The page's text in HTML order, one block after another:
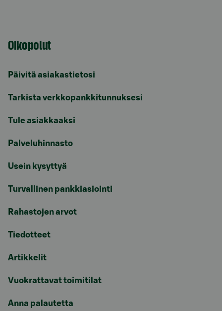
Oikopolut
Päivitä asiakastietosi
Tarkista verkkopankkitunnuksesi
Tule asiakkaaksi
Palveluhinnasto
Usein kysyttyä
Turvallinen pankkiasiointi
Rahastojen arvot
Tiedotteet
Artikkelit
Vuokrattavat toimitilat
Anna palautetta